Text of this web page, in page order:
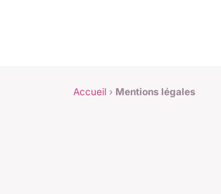
Accueil › Mentions légales